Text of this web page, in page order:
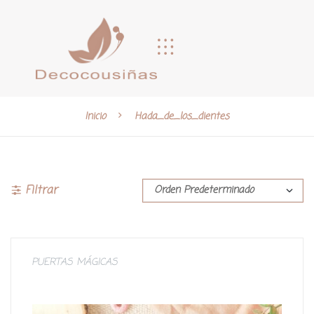
Inicio Hada_de_los_dientes
Filtrar
PUERTAS MÁGICAS